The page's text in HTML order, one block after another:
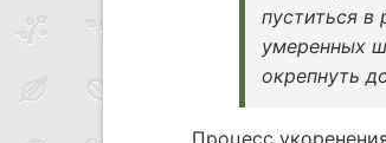
пуститься
умеренных
окрепнуть
Процесс